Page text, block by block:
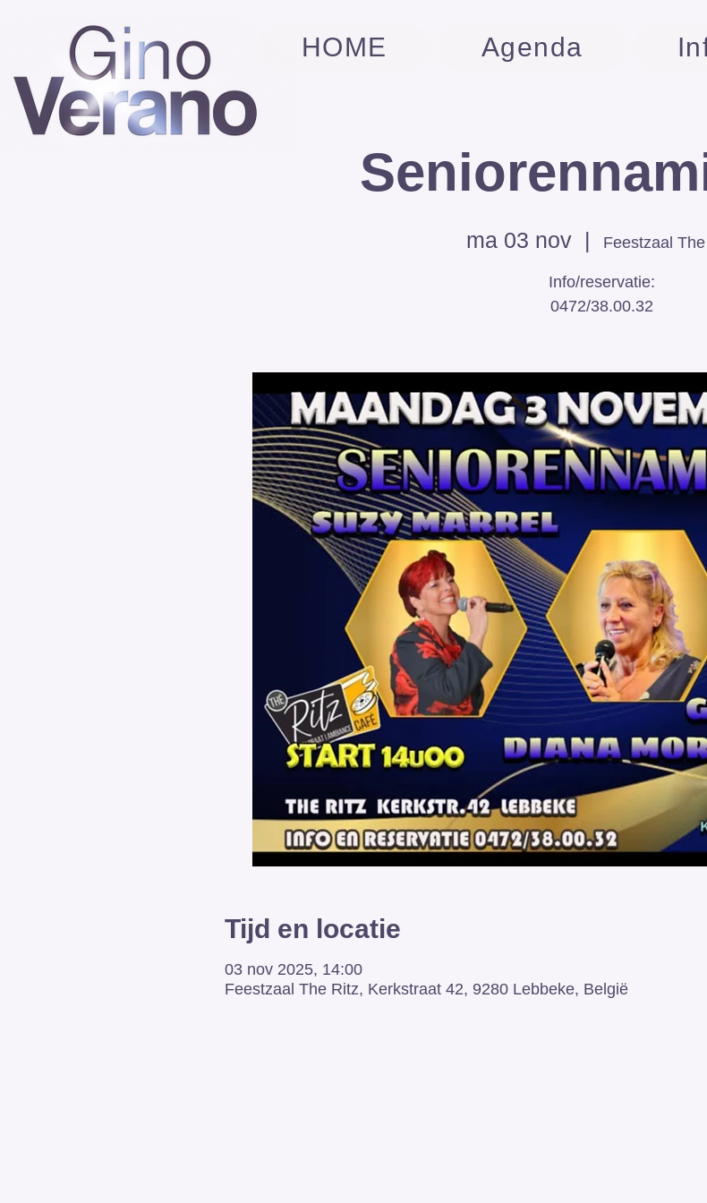
ma 03 nov
  |
Feestzaal
Info/reservatie:
Tijd en locatie
03 nov 2025, 14:00
Feestzaal The Ritz, Kerkstraat 42, 9280 Lebbeke, België
HOME Agenda